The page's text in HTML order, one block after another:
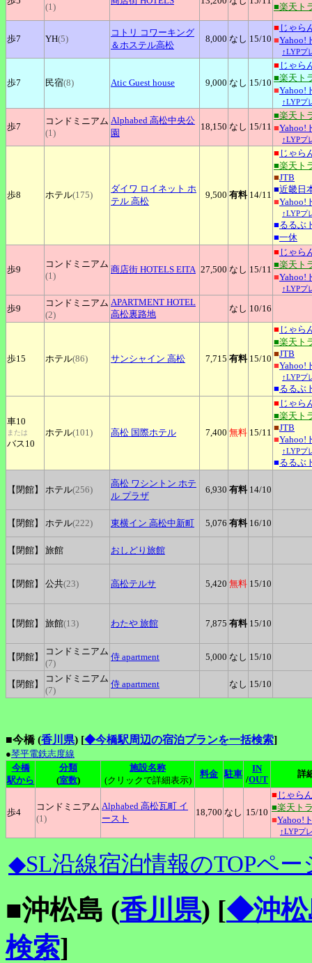
(1) ■楽天ト
歩7 YH(5)
コトリ コワーキング
＆ホステル高松
8,000 なし 15/10
■ じゃら
■Yahoo!
↑LYPプ
歩7 民宿(8) Atic Guest house 9,000 なし 15/10
■ じゃら
■楽天ト
■Yahoo!
↑LYPプ
歩7
コンドミニアム
(1)
Alphabed 高松中央公
園
18,150 なし 15/11
■楽天ト
■Yahoo!
↑LYPプ
歩8 ホテル(175)
ダイワ ロイネット ホ
テル 高松
9,500 有料 14/11
■ じゃら
■楽天ト
■JTB
■近畿日
■Yahoo!
↑LYPプ
■るるぶ
■一休
歩9
コンドミニアム
(1)
商店街 HOTELS EITA 27,500 なし 15/11
■ じゃら
■楽天ト
■Yahoo!
↑LYPプ
歩9
コンドミニアム
(2)
APARTMENT HOTEL
高松裏路地
なし 10/16
歩15 ホテル(86) サンシャイン 高松 7,715 有料 15/10
■ じゃら
■楽天ト
■JTB
■Yahoo!
↑LYPプ
■るるぶ
車10
または
バス10
ホテル(101) 高松 国際ホテル 7,400 無料 15/11
■ じゃら
■楽天ト
■JTB
■Yahoo!
↑LYPプ
■るるぶ
【閉館】 ホテル(256)
高松 ワシントン ホテ
ル プラザ
6,930 有料 14/10
【閉館】 ホテル(222) 東横イン 高松中新町 5,076 有料 16/10
【閉館】 旅館 おしどり旅館
【閉館】 公共(23) 高松テルサ 5,420 無料 15/10
【閉館】 旅館(13) わたや 旅館 7,875 有料 15/10
【閉館】
コンドミニアム
(7)
侍 apartment 5,000 なし 15/10
【閉館】
コンドミニアム
(7)
侍 apartment なし 15/10
■今橋 (香川県) [◆今橋駅周辺の宿泊プランを一括検索]
●琴平電鉄志度線
今橋
駅から
分類
(室数)
施設名称
(クリックで詳細表示)
料金 駐車
IN
/OUT
詳
歩4
コンドミニアム
(1)
Alphabed 高松瓦町 イ
ースト
18,700 なし 15/10
■ じゃら
■楽天ト
■Yahoo!
↑LYPプ
◆SL沿線宿泊情報のTOPペー
■沖松島 (香川県) [◆沖松
検索]